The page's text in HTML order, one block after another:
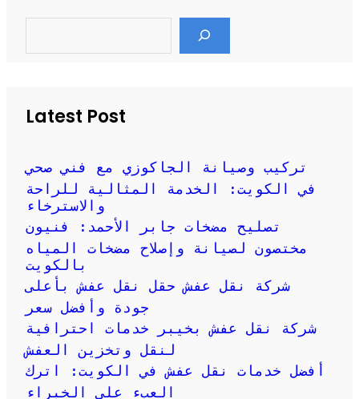
Latest Post
تركيب وصيانة الجاكوزي مع فني صحي
في الكويت: الخدمة المثالية للراحة
والاسترخاء
تصليح مضخات جابر الأحمد: فنيون
مختصون لصيانة وإصلاح مضخات المياه
بالكويت
شركة نقل عفش حقل نقل عفش بأعلى
جودة وأفضل سعر
شركة نقل عفش بخيبر خدمات احترافية
أفضل خدمات نقل عفش في الكويت: اترك
العبء على الخبراء